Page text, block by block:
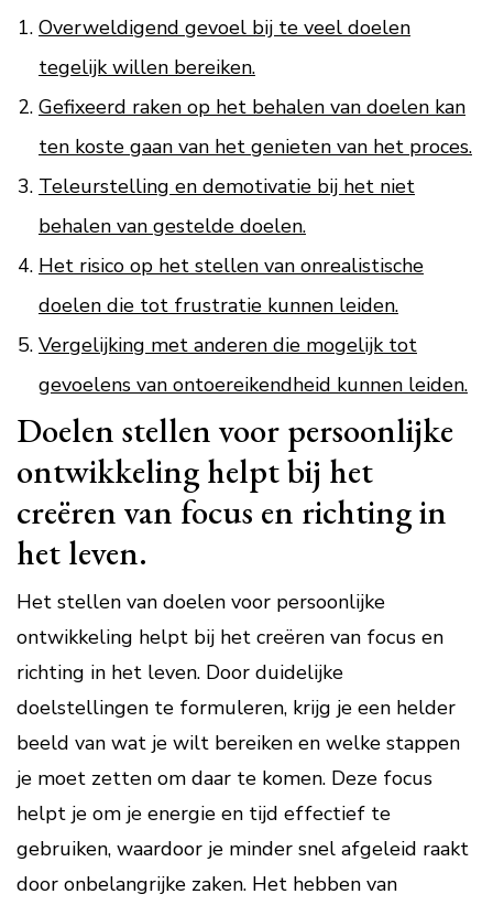
Overweldigend gevoel bij te veel doelen
tegelijk willen bereiken.
Gefixeerd raken op het behalen van doelen kan
ten koste gaan van het genieten van het proces.
Teleurstelling en demotivatie bij het niet
behalen van gestelde doelen.
Het risico op het stellen van onrealistische
doelen die tot frustratie kunnen leiden.
Vergelijking met anderen die mogelijk tot
gevoelens van ontoereikendheid kunnen leiden.
Doelen stellen voor persoonlijke
ontwikkeling helpt bij het
creëren van focus en richting in
het leven.
Het stellen van doelen voor persoonlijke
ontwikkeling helpt bij het creëren van focus en
richting in het leven. Door duidelijke
doelstellingen te formuleren, krijg je een helder
beeld van wat je wilt bereiken en welke stappen
je moet zetten om daar te komen. Deze focus
helpt je om je energie en tijd effectief te
gebruiken, waardoor je minder snel afgeleid raakt
door onbelangrijke zaken. Het hebben van